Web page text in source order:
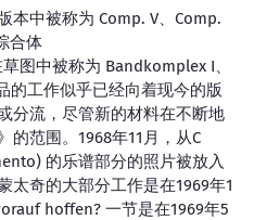
本中被称为 Comp. V、Comp.
合体
图中被称为 Bandkomplex I、
的工作似乎已经向着现今的版
分流，尽管新的材料在不断地
的范围。1968年11月，从C
的乐谱部分的照片被放入
太奇的大部分工作是在1969年1
hoffen? 一节是在1969年5